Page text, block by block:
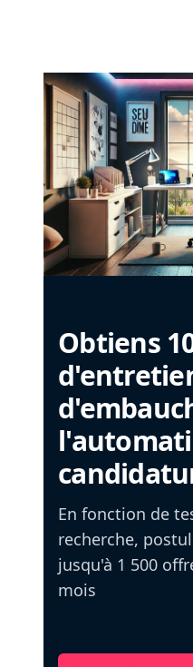
Obtiens
En fonction de
recherche,
jusqu'à 1 500
mois